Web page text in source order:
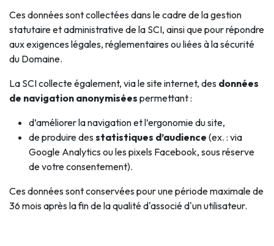
Ces données sont collectées dans le cadre de la gestion
statutaire et administrative de la SCI, ainsi que pour répondre
aux exigences légales, réglementaires ou liées à la sécurité
du Domaine.
La SCI collecte également, via le site internet, des données
de navigation anonymisées permettant :
d’améliorer la navigation et l’ergonomie du site,
de produire des statistiques d’audience (ex. : via
Google Analytics ou les pixels Facebook, sous réserve
de votre consentement).
Ces données sont conservées pour une période maximale de
36 mois après la fin de la qualité d'associé d'un utilisateur.